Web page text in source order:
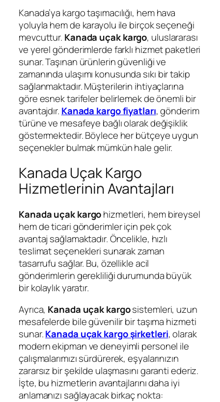
Kanada’ya kargo taşımacılığı, hem hava
yoluyla hem de karayolu ile birçok seçeneği
mevcuttur. Kanada uçak kargo, uluslararası
ve yerel gönderimlerde farklı hizmet paketleri
sunar. Taşınan ürünlerin güvenliği ve
zamanında ulaşımı konusunda sıkı bir takip
sağlanmaktadır. Müşterilerin ihtiyaçlarına
göre esnek tarifeler belirlemek de önemli bir
avantajdır. Kanada kargo fiyatları, gönderim
türüne ve mesafeye bağlı olarak değişiklik
göstermektedir. Böylece her bütçeye uygun
seçenekler bulmak mümkün hale gelir.
Kanada Uçak Kargo
Hizmetlerinin Avantajları
Kanada uçak kargohizmetleri, hem bireysel
hem de ticari gönderimler için pek çok
avantaj sağlamaktadır. Öncelikle, hızlı
teslimat seçenekleri sunarak zaman
tasarrufu sağlar. Bu, özellikle acil
gönderimlerin gerekliliği durumunda büyük
bir kolaylık yaratır.
Ayrıca, Kanada uçak kargosistemleri, uzun
mesafelerde bile güvenilir bir taşıma hizmeti
sunar.Kanada uçak kargo şirketleri, olarak
modern ekipman ve deneyimli personel ile
çalışmalarımızı sürdürerek, eşyalarınızın
zararsız bir şekilde ulaşmasını garanti ederiz.
İşte, bu hizmetlerin avantajlarını daha iyi
anlamanızı sağlayacak birkaç nokta: